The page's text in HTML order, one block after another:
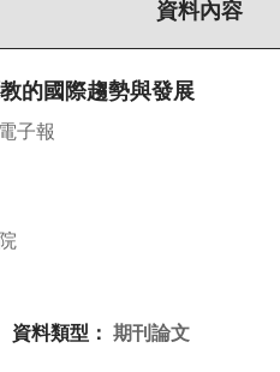
資料內容
的國際趨勢與發展
子報
資料類型： 期刊論文